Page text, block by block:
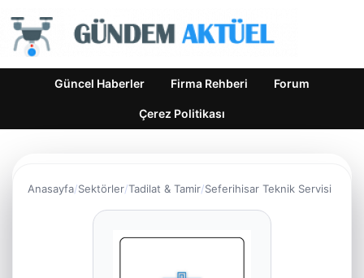
Güncel Haberler Firma Rehberi Forum
Çerez Politikası
Anasayfa Sektörler Tadilat & Tamir Seferihisar Teknik Servisi